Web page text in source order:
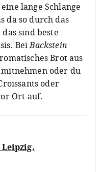
lange Schlange
da so durch das
sind beste
BeiBackstein
Brot aus
oder du
oder
Ort auf.
Leipzig,